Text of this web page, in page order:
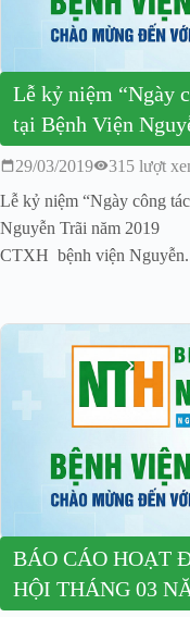
Lễ kỷ niệm “Ngày
tại Bệnh Viện
29/03/2019
315 lượt
Lễ kỷ niệm “Ngày công
Nguyễn Trãi năm
CTXH bệnh viện
BÁO CÁO HOẠT
HỘI THÁNG 03